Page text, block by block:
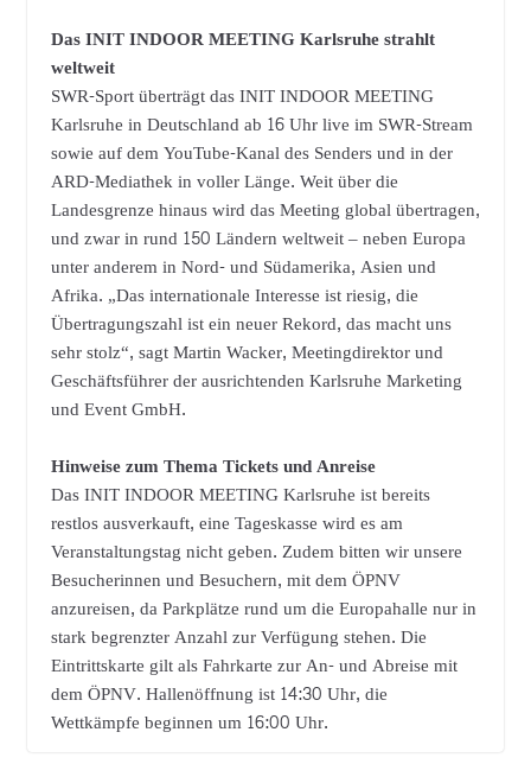
Das INIT INDOOR MEETING Karlsruhe strahlt
weltweit
SWR-Sport überträgt das INIT INDOOR MEETING
Karlsruhe in Deutschland ab 16 Uhr live im SWR-Stream
sowie auf dem YouTube-Kanal des Senders und in der
ARD-Mediathek in voller Länge. Weit über die
Landesgrenze hinaus wird das Meeting global übertragen,
und zwar in rund 150 Ländern weltweit – neben Europa
unter anderem in Nord- und Südamerika, Asien und
Afrika. „Das internationale Interesse ist riesig, die
Übertragungszahl ist ein neuer Rekord, das macht uns
sehr stolz“, sagt Martin Wacker, Meetingdirektor und
Geschäftsführer der ausrichtenden Karlsruhe Marketing
und Event GmbH.
Hinweise zum Thema Tickets und Anreise
Das INIT INDOOR MEETING Karlsruhe ist bereits
restlos ausverkauft, eine Tageskasse wird es am
Veranstaltungstag nicht geben. Zudem bitten wir unsere
Besucherinnen und Besuchern, mit dem ÖPNV
anzureisen, da Parkplätze rund um die Europahalle nur in
stark begrenzter Anzahl zur Verfügung stehen. Die
Eintrittskarte gilt als Fahrkarte zur An- und Abreise mit
dem ÖPNV. Hallenöffnung ist 14:30 Uhr, die
Wettkämpfe beginnen um 16:00 Uhr.